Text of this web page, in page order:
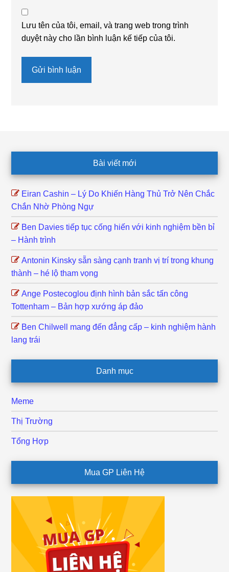
Lưu tên của tôi, email, và trang web trong trình
duyệt này cho lần bình luận kế tiếp của tôi.
Bài viết mới
Eiran Cashin – Lý Do Khiến Hàng Thủ Trở Nên Chắc
Chắn Nhờ Phòng Ngự
Ben Davies tiếp tục cống hiến với kinh nghiệm bền bỉ
– Hành trình
Antonin Kinsky sẵn sàng cạnh tranh vị trí trong khung
thành – hé lộ tham vọng
Ange Postecoglou định hình bản sắc tấn công
Tottenham – Bản hợp xướng áp đảo
Ben Chilwell mang đến đẳng cấp – kinh nghiệm hành
lang trái
Danh mục
Meme
Thị Trường
Tổng Hợp
Mua GP Liên Hệ